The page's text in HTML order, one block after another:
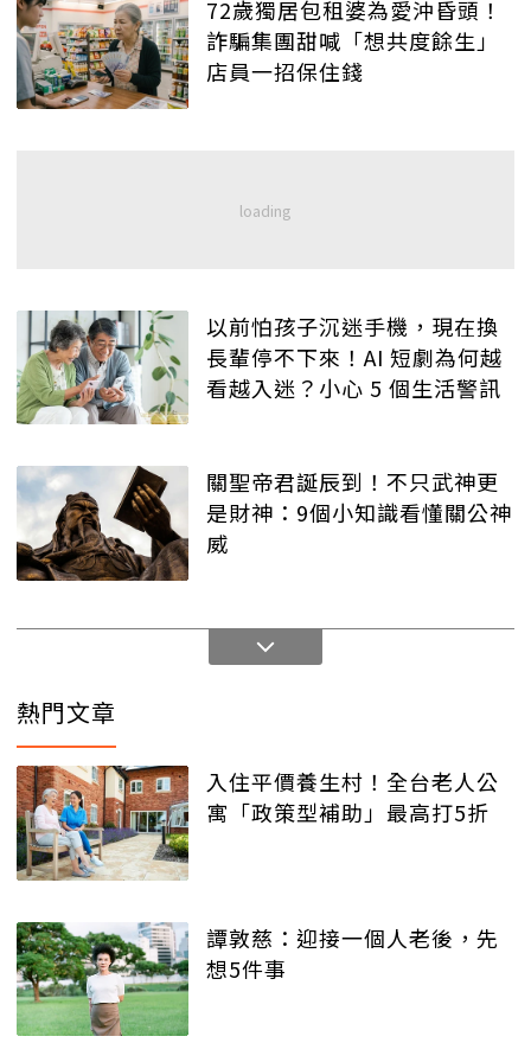
72歲獨居包租婆為愛沖昏頭！
詐騙集團甜喊「想共度餘生」
店員一招保住錢
以前怕孩子沉迷手機，現在換
長輩停不下來！AI 短劇為何越
看越入迷？小心 5 個生活警訊
關聖帝君誕辰到！不只武神更
是財神：9個小知識看懂關公神
威
熱門文章
入住平價養生村！全台老人公
寓「政策型補助」最高打5折
譚敦慈：迎接一個人老後，先
想5件事